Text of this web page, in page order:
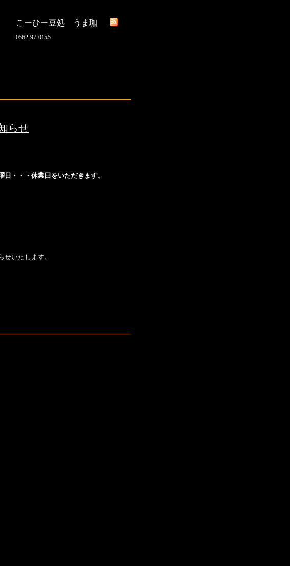
こーひー豆処 うま珈
0562-97-0155
らせ
・・・休業日をいただきます。
いたします。